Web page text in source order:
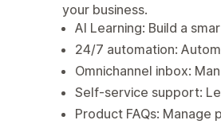
your business.
AI Learning: Build a
24/7 automation:
Omnichannel inbox:
Self-service support:
Product FAQs: